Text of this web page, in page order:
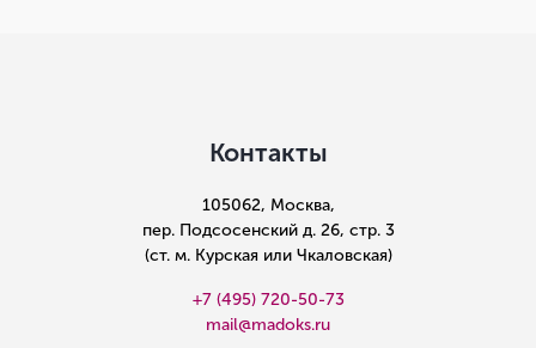
Контакты
105062, Москва,
пер. Подсосенский д. 26, стр. 3
(ст. м. Курская или Чкаловская)
+7 (495) 720-50-73
mail@madoks.ru